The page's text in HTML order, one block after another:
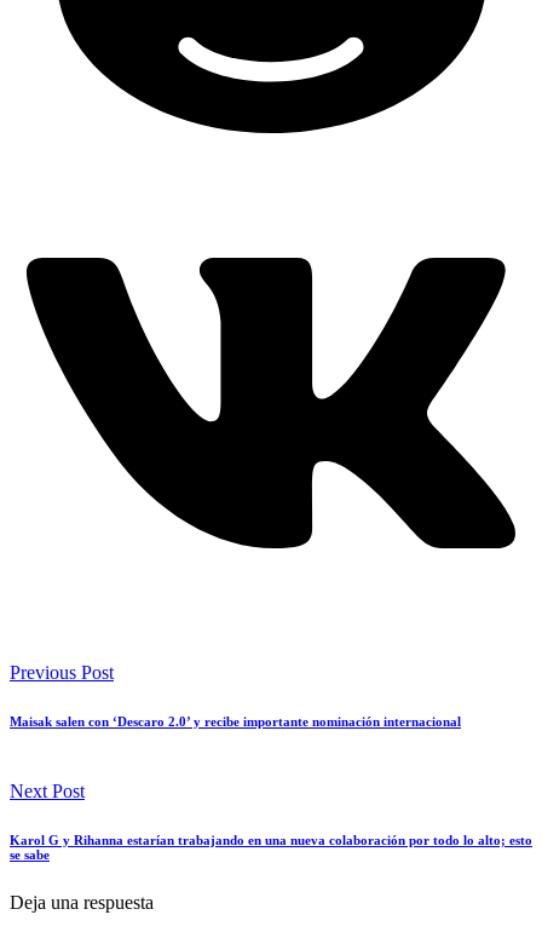
Previous Post
Maisak salen con ‘Descaro 2.0’ y recibe importante nominación internacional
Next Post
Karol G y Rihanna estarían trabajando en una nueva colaboración por todo lo alto; esto
se sabe
Deja una respuesta